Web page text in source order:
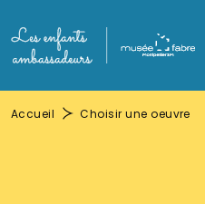
Fil d'Ariane
Accueil Choisir une oeuvre